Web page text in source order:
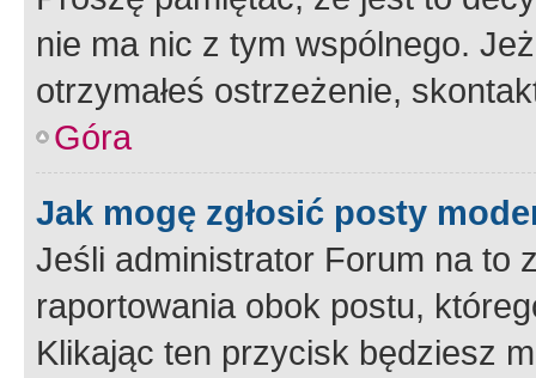
nie ma nic z tym wspólnego.
otrzymałeś ostrzeżenie,
Góra
Jak mogę zgłosić posty
Jeśli administrator Forum na to
raportowania obok postu,
Klikając ten przycisk będziesz